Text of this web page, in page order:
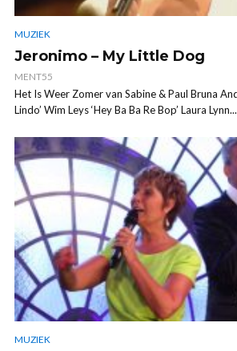
MUZIEK
Jeronimo – My Little Dog
MENT55
Het Is Weer Zomer van Sabine & Paul Bruna
Lindo’ Wim Leys ‘Hey Ba Ba Re Bop’ Laura Lynn...
MUZIEK